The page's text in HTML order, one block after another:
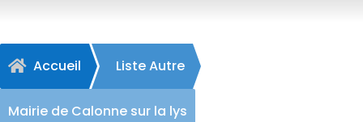
 Accueil Liste Autre
Mairie de Calonne sur la lys